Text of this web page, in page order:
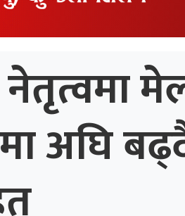
अघि